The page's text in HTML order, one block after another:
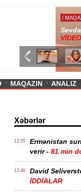
— 11 İyul 2026
Sevda Yahyayevanın
MAQAZIN ANALIZ
Xəbərlər
12:55
Ermənistan
verir - 81 min
12:40 David
İDDİALAR